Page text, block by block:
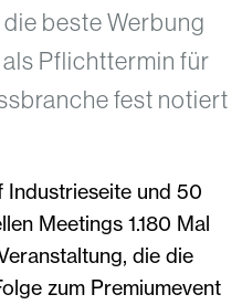
beste Werbung
Pflichttermin für
fest notiert
Industrieseite und 50
Meetings 1.180 Mal
die die
zum Premiumevent